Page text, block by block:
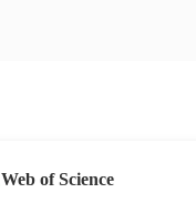
Web of Science